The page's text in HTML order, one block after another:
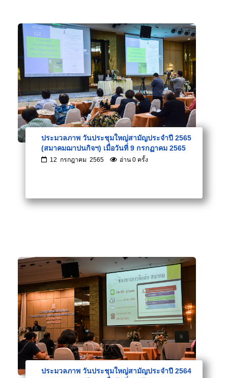
ประมวลภาพ วันประชุมใหญ่สามัญประจำปี 2565
(สมาคมฌาปนกิจฯ) เมื่อวันที่ 9 กรกฏาคม 2565
12 กรกฎาคม 2565 อ่าน 0 ครั้ง
ประมวลภาพ วันประชุมใหญ่สามัญประจำปี 2564